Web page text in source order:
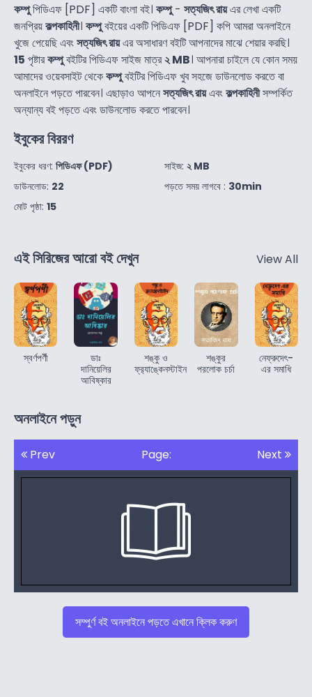
কম্পুপিডিএফ [PDF] একটি বাংলা বই। কম্পু- সত্যজিৎ রায়এর লেখা একটি
জনপ্রিয়কল্পকাহিনী। কম্পুবইয়ের একটি পিডিএফ [PDF] কপি আমরা অনলাইনে
খুজে পেয়েছি এবংসত্যজিৎ রায়এর অসাধারণ বইটি আপনাদের মাঝে শেয়ার করছি।
15 পৃষ্টারকম্পুবইটির পিডিএফ সাইজ মাত্র২ MB। আপনারা চাইলে যে কোন সময়
আমাদের ওয়েবসাইট থেকেকম্পুবইটির পিডিএফ খুব সহজে ডাউনলোড করতে বা
অনলাইনে পড়তে পারবেন। এছাড়াও আপনেসত্যজিৎ রায়এবংকল্পকাহিনীসম্পর্কিত
অন্যান্য বই পড়তে এবং ডাউনলোড করতে পারবেন।
ইবুকের বিররণ
ইবুকের ধরণ: পিডিএফ (PDF)
ডাউনলোড: 22
মোট পৃষ্ঠা: 15
সাইজ: ২ MB
পড়তে সময় লাগবে : 30min
এই সিরিজের আরো বই দেখুন View All
স্বর্ণপর্ণী
ডাঃ
দানিয়েলির
আবিষ্কার
শঙ্কু ও
ফ্র‍্যাঙ্কেনস্টাইন
শঙ্কুর
পরলোক চর্চা
নেফ্রুদেৎ-
এর সমাধি
অনলাইনে পড়ুন
Prev Page: Next
সম্পুর্ণ বই অনলাইনে পড়তে এখানে ক্লিক করুণ